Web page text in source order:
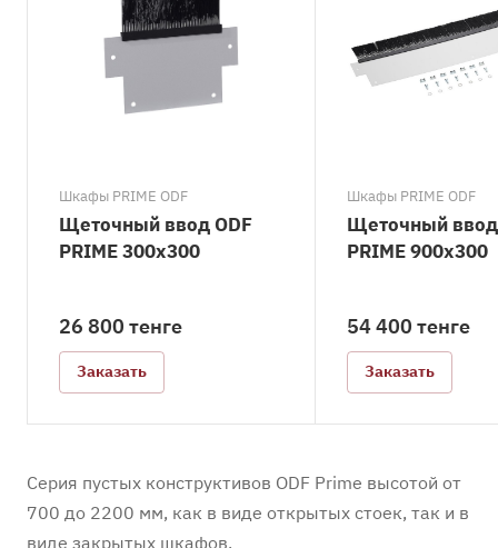
Шкафы PRIME ODF
Щеточный ввод ODF
PRIME 300x300
26 800 тенге
Заказать
Шкафы PRIME ODF
Щеточный ввод
PRIME 900x300
54 400 тенге
Заказать
Серия пустых конструктивов ODF Prime высотой от
700 до 2200 мм, как в виде открытых стоек, так и в
виде закрытых шкафов.